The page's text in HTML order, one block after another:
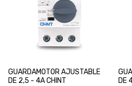
GUARDAMOTOR AJUSTABLE
DE 2,5 - 4A CHINT
DE